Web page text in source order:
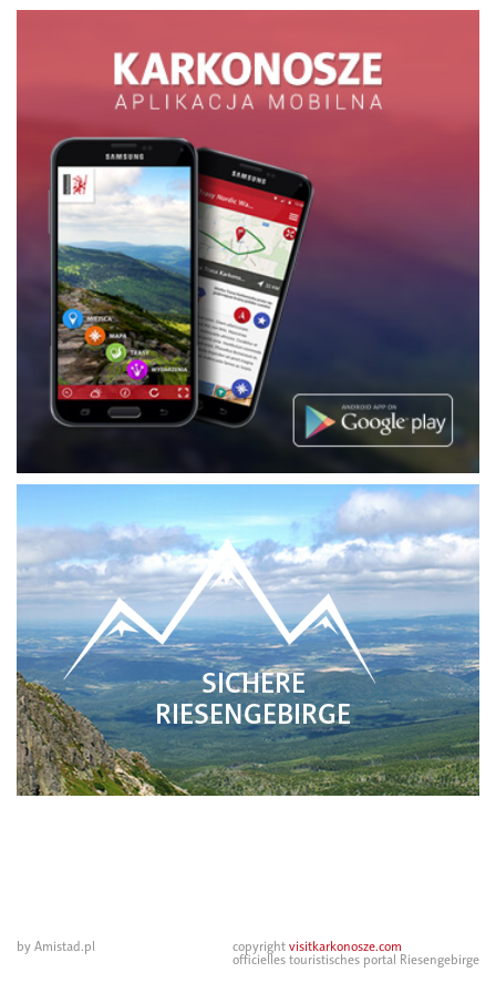
SICHERE
RIESENGEBIRGE
by Amistad.pl copyright visitkarkonosze.com
officielles touristisches portal Riesengebirge